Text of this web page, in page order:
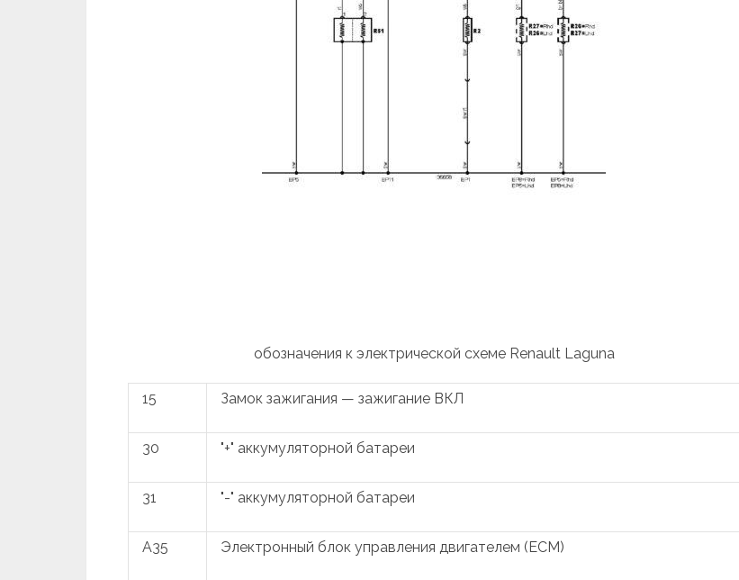
обозначения к электрической схеме Renault Laguna
15 Замок зажигания — зажигание ВКЛ
30 "+" аккумуляторной батареи
31 "-" аккумуляторной батареи
A35 Электронный блок управления двигателем (ECM)